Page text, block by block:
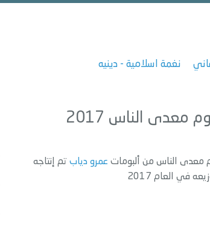
نغمة اسلامية - دينيه
معدى الناس 2017
معدى الناس من ألبومات عمرو دياب تم إنتاجه
في العام 2017